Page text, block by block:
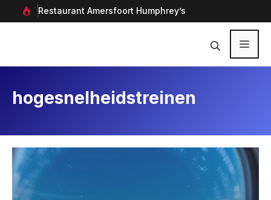
naar
Restaurant Amersfoort Humphrey’s
hogesnelheidstreinen